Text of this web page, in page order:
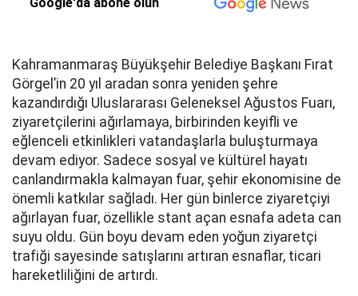
Kahramanmaraş Büyükşehir Belediye Başkanı Fırat
Görgel’in 20 yıl aradan sonra yeniden şehre
kazandırdığı Uluslararası Geleneksel Ağustos Fuarı,
ziyaretçilerini ağırlamaya, birbirinden keyifli ve
eğlenceli etkinlikleri vatandaşlarla buluşturmaya
devam ediyor. Sadece sosyal ve kültürel hayatı
canlandırmakla kalmayan fuar, şehir ekonomisine de
önemli katkılar sağladı. Her gün binlerce ziyaretçiyi
ağırlayan fuar, özellikle stant açan esnafa adeta can
suyu oldu. Gün boyu devam eden yoğun ziyaretçi
trafiği sayesinde satışlarını artıran esnaflar, ticari
hareketliliğini de artırdı.